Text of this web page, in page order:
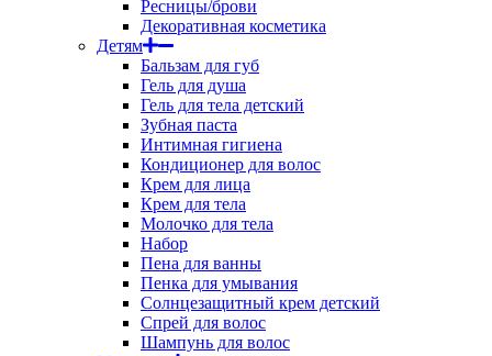
Ресницы/брови
Декоративная косметика
Детям
Бальзам для губ
Гель для душа
Гель для тела детский
Зубная паста
Интимная гигиена
Кондиционер для волос
Крем для лица
Крем для тела
Молочко для тела
Набор
Пена для ванны
Пенка для умывания
Солнцезащитный крем детский
Спрей для волос
Шампунь для волос